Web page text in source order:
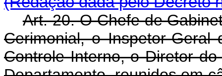
Art. 20. O Chefe de
Cerimonial, o Inspetor-Geral
Controle Interno, o Diretor